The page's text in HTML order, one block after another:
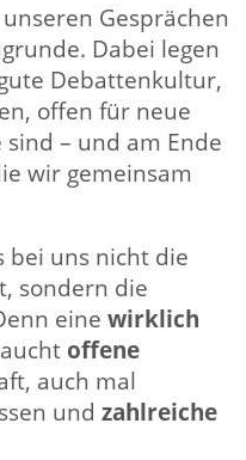
Gesprächen
Dabei legen
Debattenkultur,
offen für neue
– und am Ende
wir gemeinsam
bei uns nicht die
sondern die
eine wirklich
offene
auch mal
und zahlreiche